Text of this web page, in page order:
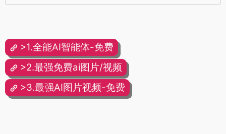
>1.全能AI智能体-免费
>2.最强免费ai图片/视频
>3.最强AI图片视频-免费